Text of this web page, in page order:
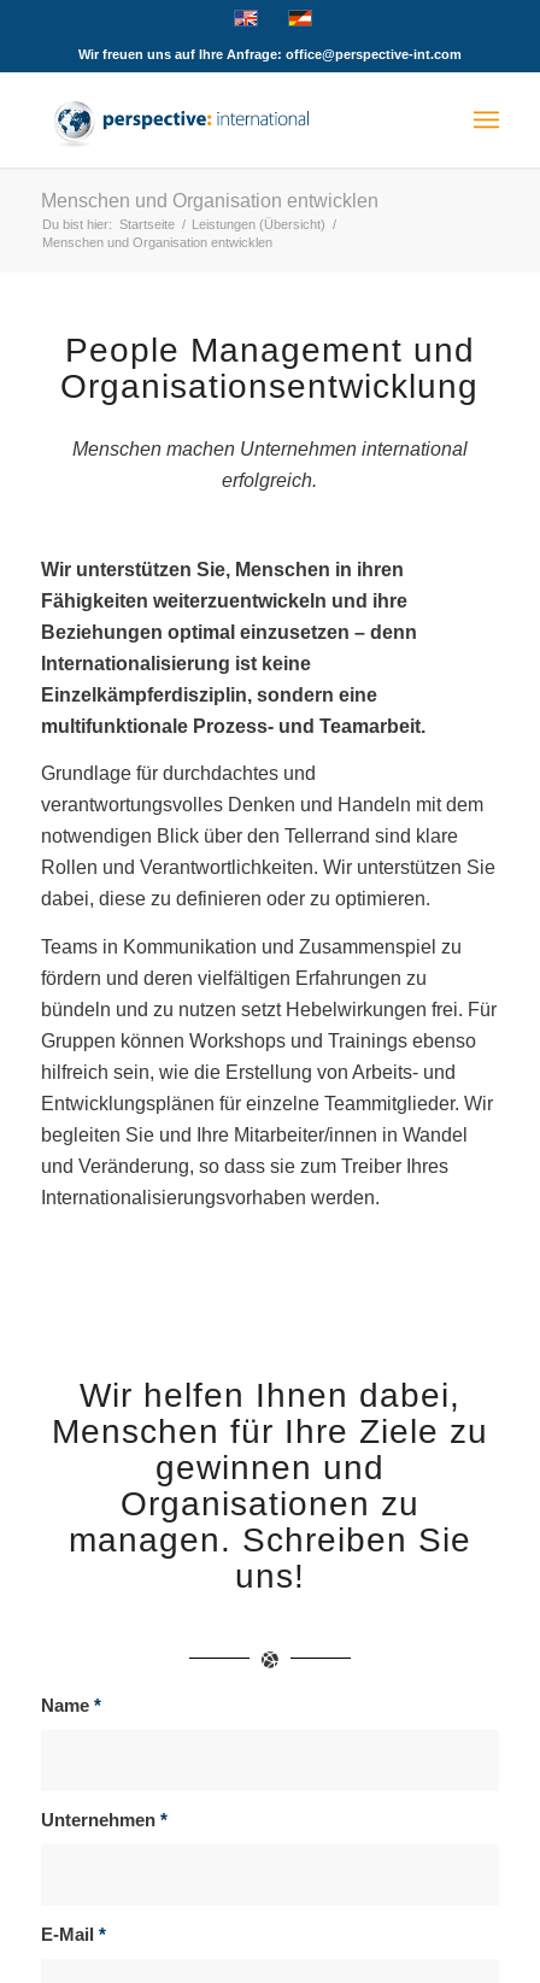
Wir freuen uns auf Ihre Anfrage: office@perspective-int.com
Menschen und Organisation entwicklen
Du bist hier: Startseite / Leistungen (Übersicht) /
Menschen und Organisation entwicklen
People Management und
Organisationsentwicklung
Menschen machen Unternehmen international
erfolgreich.
Wir unterstützen Sie, Menschen in ihren
Fähigkeiten weiterzuentwickeln und ihre
Beziehungen optimal einzusetzen – denn
Internationalisierung ist keine
Einzelkämpferdisziplin, sondern eine
multifunktionale Prozess- und Teamarbeit.
Grundlage für durchdachtes und
verantwortungsvolles Denken und Handeln mit dem
notwendigen Blick über den Tellerrand sind klare
Rollen und Verantwortlichkeiten. Wir unterstützen Sie
dabei, diese zu definieren oder zu optimieren.
Teams in Kommunikation und Zusammenspiel zu
fördern und deren vielfältigen Erfahrungen zu
bündeln und zu nutzen setzt Hebelwirkungen frei. Für
Gruppen können Workshops und Trainings ebenso
hilfreich sein, wie die Erstellung von Arbeits- und
Entwicklungsplänen für einzelne Teammitglieder. Wir
begleiten Sie und Ihre Mitarbeiter/innen in Wandel
und Veränderung, so dass sie zum Treiber Ihres
Internationalisierungsvorhaben werden.
Wir helfen Ihnen dabei,
Menschen für Ihre Ziele zu
gewinnen und
Organisationen zu
managen. Schreiben Sie
uns!
Name *
Unternehmen *
E-Mail *